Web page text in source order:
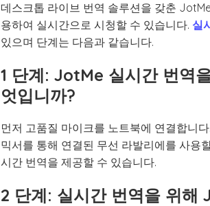
데스크톱 라이브 번역 솔루션을 갖춘
용하여 실시간으로 시청할 수 있습니다. 실
있으며 단계는 다음과 같습니다.
1 단계: JotMe 실시간 번역
엇입니까?
먼저 고품질 마이크를 노트북에 연결합니
믹서를 통해 연결된 무선 라발리에를 사용
시간 번역을 제공할 수 있습니다.
2 단계: 실시간 번역을 위해